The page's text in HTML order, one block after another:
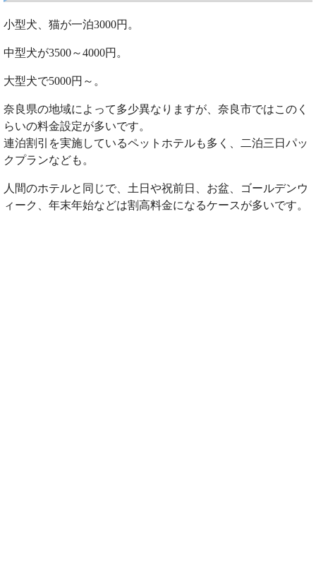
小型犬、猫が一泊3000円。
中型犬が3500～4000円。
大型犬で5000円～。
奈良県の地域によって多少異なりますが、奈良市ではこのく
らいの料金設定が多いです。
連泊割引を実施しているペットホテルも多く、二泊三日パッ
クプランなども。
人間のホテルと同じで、土日や祝前日、お盆、ゴールデンウ
ィーク、年末年始などは割高料金になるケースが多いです。